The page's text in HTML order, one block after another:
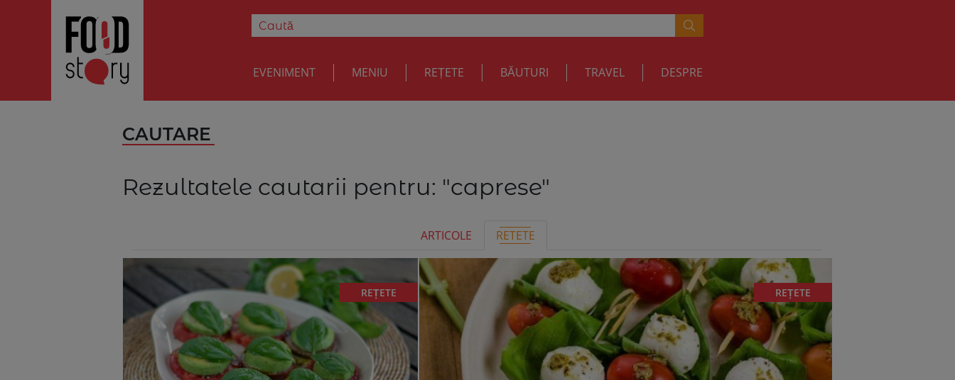
EVENIMENT MENIU REȚETE BĂUTURI TRAVEL DESPRE
CAUTARE
Rezultatele cautarii pentru: "caprese"
ARTICOLE RETETE
REȚETE REȚETE